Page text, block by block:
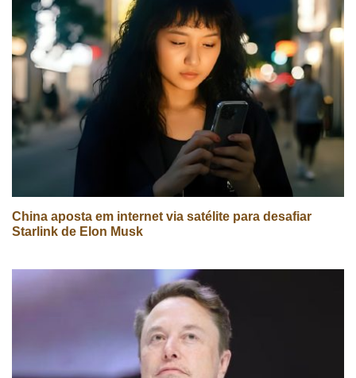
China aposta em internet via satélite para desafiar
Starlink de Elon Musk